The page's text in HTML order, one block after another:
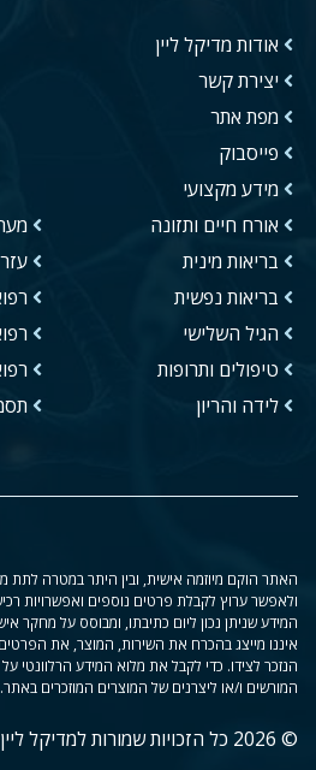
אודות מדיקל ליין
יצירת קשר
מפת אתר
פייסבוק
מידע מקצועי
אורח חיים ותזונה
בריאות מינית
בריאות נפשית
הגיל השלישי
טיפולים ותרופות
לידה והריון
האתר הוקם מיוזמה אישית, ובין היתר במטרה לתת
ולאפשר ערוץ לקבלת פרטים נוספים ואפשרויות
המידע שניתן נכון ליום כתיבתו, ומבוסס על מחקר
איננו מייצג בהכרח את השירות, המוצר, את
הנזכר לצידו. כדי לקבל את מלוא המידע הרלוונטי
המורשים ו/או ליצרנים של המוצרים המוזכרים באתר.
© 2026 כל הזכויות שמורות למדיקל ליין